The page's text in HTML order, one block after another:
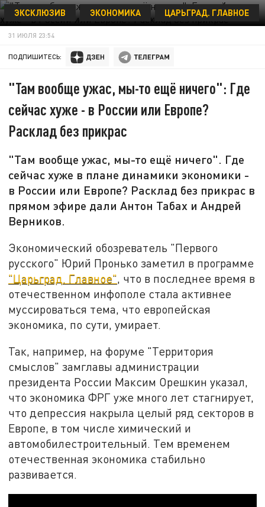
ФОТО: КОЛЛАЖ ЦАРЬГРАДА
ЭКСКЛЮЗИВ ЭКОНОМИКА ЦАРЬГРАД. ГЛАВНОЕ
31 ИЮЛЯ 23:54
ПОДПИШИТЕСЬ:
"Там вообще ужас, мы-то ещё ничего": Где
сейчас хуже - в России или Европе?
Расклад без прикрас
"Там вообще ужас, мы-то ещё ничего". Где
сейчас хуже в плане динамики экономики -
в России или Европе? Расклад без прикрас в
прямом эфире дали Антон Табах и Андрей
Верников.
Экономический обозреватель "Первого
русского" Юрий Пронько заметил в программе
"Царьград. Главное", что в последнее время в
отечественном инфополе стала активнее
муссироваться тема, что европейская
экономика, по сути, умирает.
Так, например, на форуме "Территория
смыслов" замглавы администрации
президента России Максим Орешкин указал,
что экономика ФРГ уже много лет стагнирует,
что депрессия накрыла целый ряд секторов в
Европе, в том числе химический и
автомобилестроительный. Тем временем
отечественная экономика стабильно
развивается.